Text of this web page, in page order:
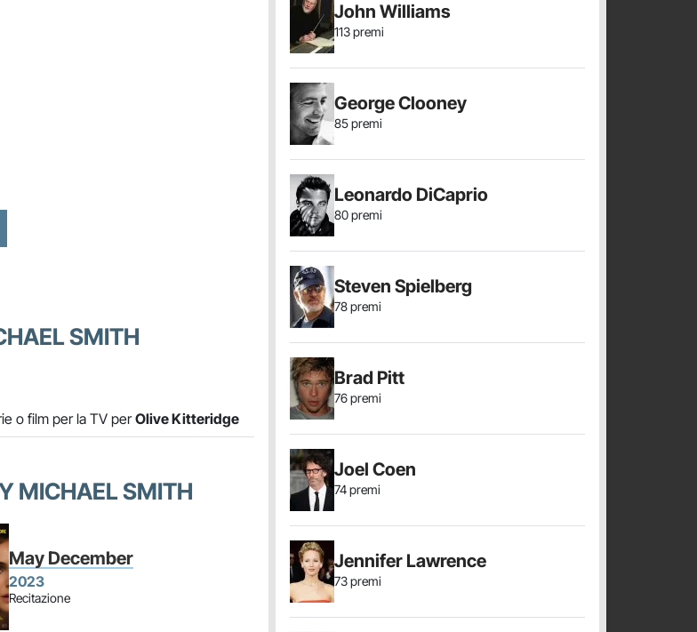
SMITH
o film per la TV perOlive Kitteridge
MICHAEL SMITH
May December
2023
Recitazione
John Williams
113 premi
George Clooney
85 premi
Leonardo DiCaprio
80 premi
Steven Spielberg
78 premi
Brad Pitt
76 premi
Joel Coen
74 premi
Jennifer Lawrence
73 premi